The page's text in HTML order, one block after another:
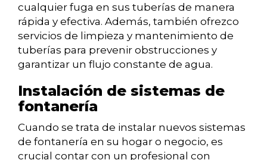
cualquier fuga en sus tuberías de manera
rápida y efectiva. Además, también ofrezco
servicios de limpieza y mantenimiento de
tuberías para prevenir obstrucciones y
garantizar un flujo constante de agua.
Instalación de sistemas de
fontanería
Cuando se trata de instalar nuevos sistemas
de fontanería en su hogar o negocio, es
crucial contar con un profesional con